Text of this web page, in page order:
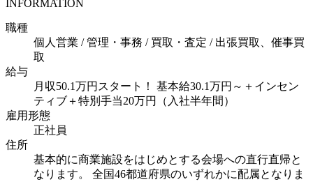
INFORMATION
職種
個人営業 / 管理・事務 / 買取・査定 / 出張買取、催事買
取
給与
月収50.1万円スタート！ 基本給30.1万円～＋インセン
ティブ＋特別手当20万円（入社半年間）
雇用形態
正社員
住所
基本的に商業施設をはじめとする会場への直行直帰と
なります。
全国46都道府県のいずれかに配属となりま